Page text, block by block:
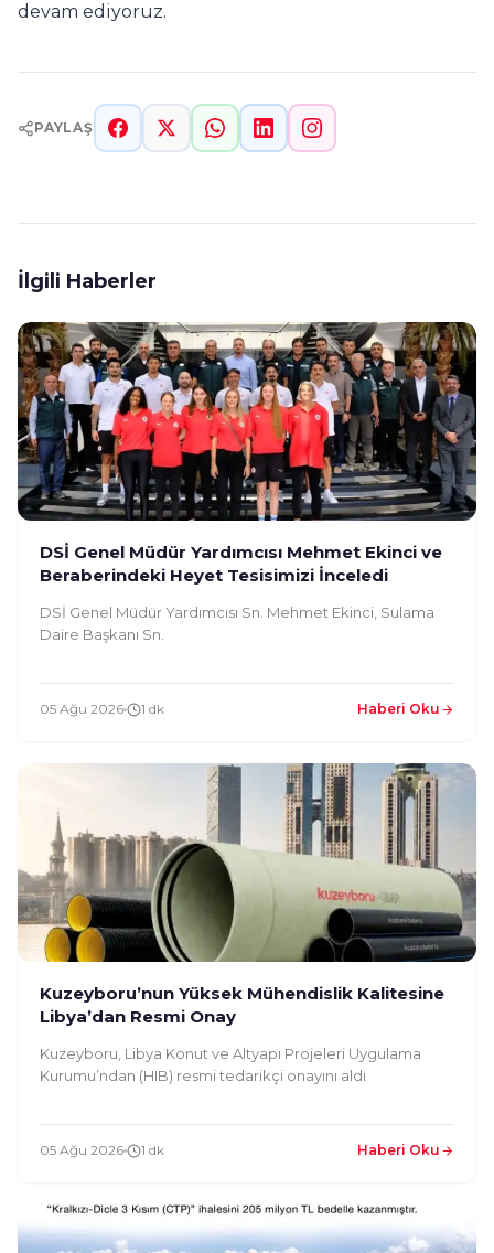
devam ediyoruz.
PAYLAŞ
İlgili Haberler
DSİ Genel Müdür Yardımcısı Mehmet Ekinci ve
Beraberindeki Heyet Tesisimizi İnceledi
DSİ Genel Müdür Yardımcısı Sn. Mehmet Ekinci, Sulama
Daire Başkanı Sn.
05 Ağu 2026 1 dk Haberi Oku
Kuzeyboru’nun Yüksek Mühendislik Kalitesine
Libya’dan Resmi Onay
Kuzeyboru, Libya Konut ve Altyapı Projeleri Uygulama
Kurumu’ndan (HIB) resmi tedarikçi onayını aldı
05 Ağu 2026 1 dk Haberi Oku